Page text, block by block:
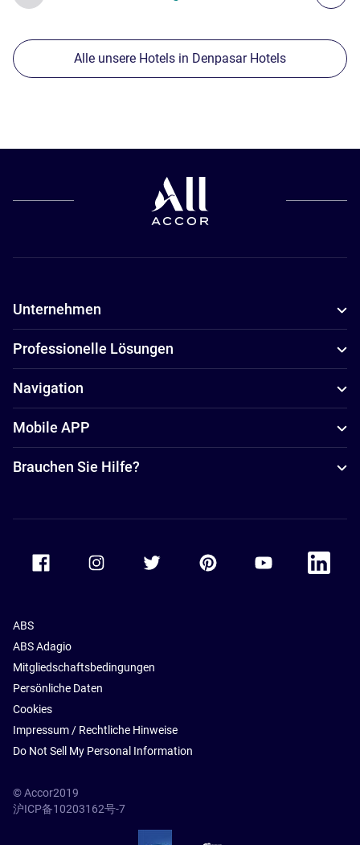
Alle unsere Hotels in Denpasar Hotels
Unternehmen
Professionelle Lösungen
Navigation
Mobile APP
Brauchen Sie Hilfe?
Accor Facebook Accor TwitterAccor PinterestAccor Youtube
Accor
ABS
ABS Adagio
Mitgliedschaftsbedingungen
Persönliche Daten
Cookies
Impressum / Rechtliche Hinweise
Do Not Sell My Personal Information
© Accor2019
沪ICP备10203162号-7